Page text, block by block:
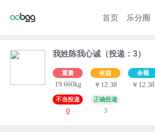
首页 乐分圈
我姓陈我心诚（投递：3）
重量
19.660kg
收益
￥12.38
余额
￥12.38
不当投递
0
正确投递
3